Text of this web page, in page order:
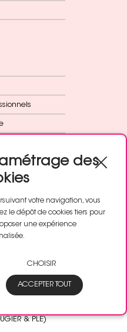
& PLE)
des
votre navigation, vous
le dépôt de cookies tiers pour
une expérience
CHOISIR
ACCEPTER TOUT